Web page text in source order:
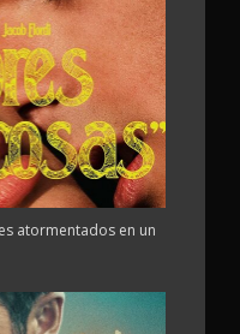
atormentados en un